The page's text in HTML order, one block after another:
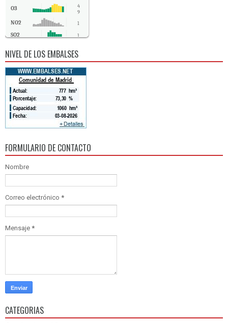
O3
4
9
NO2 1
SO2 1
NIVEL DE LOS EMBALSES
FORMULARIO DE CONTACTO
Nombre
Correo electrónico *
Mensaje *
CATEGORIAS